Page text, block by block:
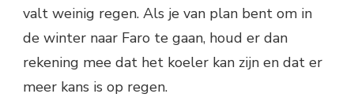
valt weinig regen. Als je van plan bent om in
de winter naar Faro te gaan, houd er dan
rekening mee dat het koeler kan zijn en dat er
meer kans is op regen.